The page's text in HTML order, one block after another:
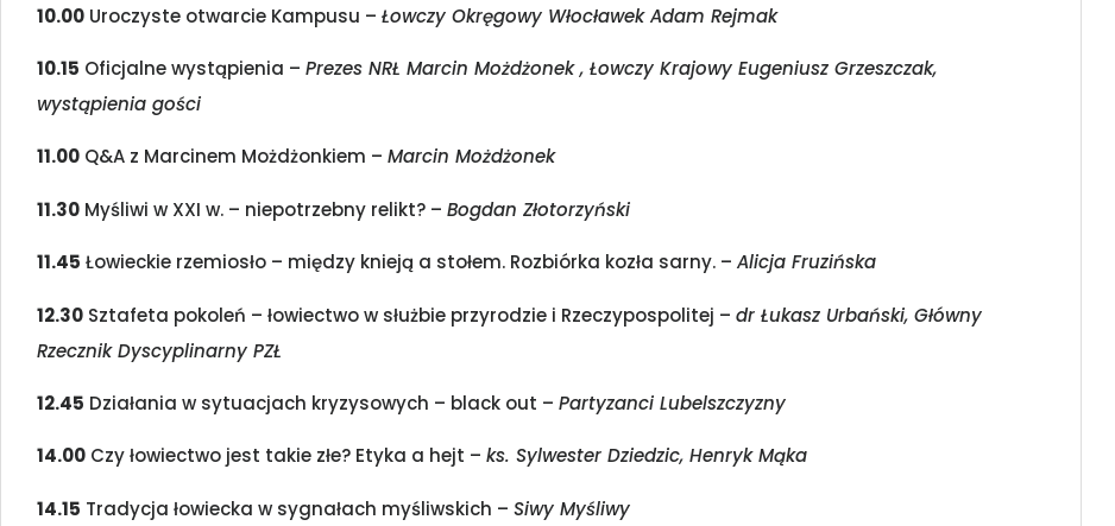
10.00 Uroczyste otwarcie Kampusu – Łowczy Okręgowy Włocławek Adam Rejmak
10.15 Oficjalne wystąpienia – Prezes NRŁ Marcin Możdżonek , Łowczy Krajowy Eugeniusz Grzeszczak,
wystąpienia gości
11.00 Q&A z Marcinem Możdżonkiem – Marcin Możdżonek
11.30 Myśliwi w XXI w. – niepotrzebny relikt? – Bogdan Złotorzyński
11.45 Łowieckie rzemiosło – między knieją a stołem. Rozbiórka kozła sarny. – Alicja Fruzińska
12.30 Sztafeta pokoleń – łowiectwo w służbie przyrodzie i Rzeczypospolitej – dr Łukasz Urbański, Główny
Rzecznik Dyscyplinarny PZŁ
12.45 Działania w sytuacjach kryzysowych – black out – Partyzanci Lubelszczyzny
14.00 Czy łowiectwo jest takie złe? Etyka a hejt – ks. Sylwester Dziedzic, Henryk Mąka
14.15 Tradycja łowiecka w sygnałach myśliwskich – Siwy Myśliwy